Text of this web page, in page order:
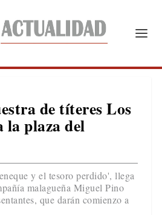
de títeres Los
la plaza del
y el tesoro perdido', llega
malagueña Miguel Pino
que darán comienzo a